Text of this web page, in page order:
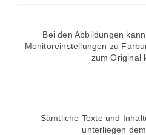
Bei den Abbildungen
Monitoreinstellungen zu
zum Original
Sämtliche Texte und
unterliegen